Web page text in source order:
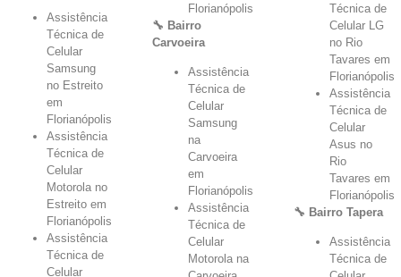
Assistência
Técnica de
Celular
Samsung
no Estreito
em
Florianópolis
Assistência
Técnica de
Celular
Motorola no
Estreito em
Florianópolis
Assistência
Técnica de
Celular
Florianópolis
🔧 Bairro
Carvoeira
Assistência
Técnica de
Celular
Samsung
na
Carvoeira
em
Florianópolis
Assistência
Técnica de
Celular
Motorola na
Técnica de
Celular LG
no Rio
Tavares em
Florianópolis
Assistência
Técnica de
Celular
Asus no
Rio
Tavares em
Florianópolis
🔧 Bairro Tapera
Assistência
Técnica de